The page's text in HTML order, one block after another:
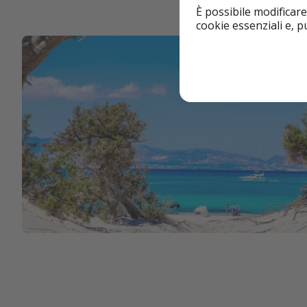
È possibile
cookie essenziali e,